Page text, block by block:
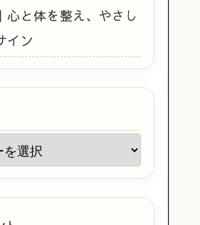
心と体を整え、やさし
イン